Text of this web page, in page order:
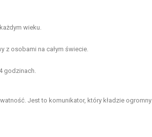
wieku.
z osobami na całym świecie.
godzinach.
Jest to komunikator, który kładzie ogromny